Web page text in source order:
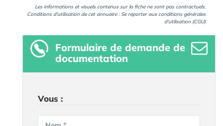
Les informations et visuels contenus sur la fiche ne sont pas contractuels.
Conditions d'utilisation de cet annuaire : Se reporter aux conditions générales
d'utilisation (CGU)
Formulaire de demande de
documentation
Vous :